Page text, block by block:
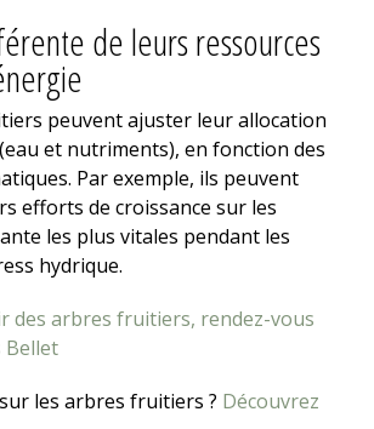
de leurs ressources
peuvent ajuster leur allocation
et nutriments), en fonction des
Par exemple, ils peuvent
efforts de croissance sur les
les plus vitales pendant les
hydrique.
des arbres fruitiers, rendez-vous
Bellet
les arbres fruitiers ? Découvrez